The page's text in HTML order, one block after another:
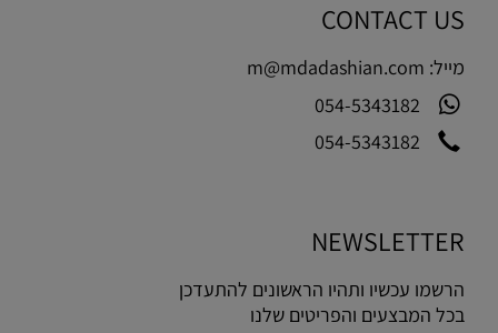
CONTACT US
מייל: m@mdadashian.com
054-5343182
054-5343182
NEWSLETTER
הרשמו עכשיו ותהיו הראשונים להתעדכן
בכל המבצעים והפריטים שלנו